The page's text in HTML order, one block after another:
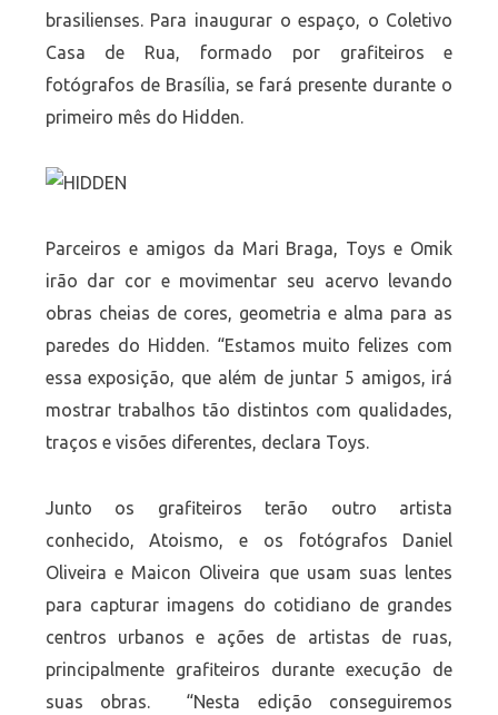
brasilienses. Para inaugurar o espaço, o Coletivo
Casa de Rua, formado por grafiteiros e
fotógrafos de Brasília, se fará presente durante o
primeiro mês do Hidden.
Parceiros e amigos da Mari Braga, Toys e Omik
irão dar cor e movimentar seu acervo levando
obras cheias de cores, geometria e alma para as
paredes do Hidden. “Estamos muito felizes com
essa exposição, que além de juntar 5 amigos, irá
mostrar trabalhos tão distintos com qualidades,
traços e visões diferentes, declara Toys.
Junto os grafiteiros terão outro artista
conhecido, Atoismo, e os fotógrafos Daniel
Oliveira e Maicon Oliveira que usam suas lentes
para capturar imagens do cotidiano de grandes
centros urbanos e ações de artistas de ruas,
principalmente grafiteiros durante execução de
suas obras. “Nesta edição conseguiremos